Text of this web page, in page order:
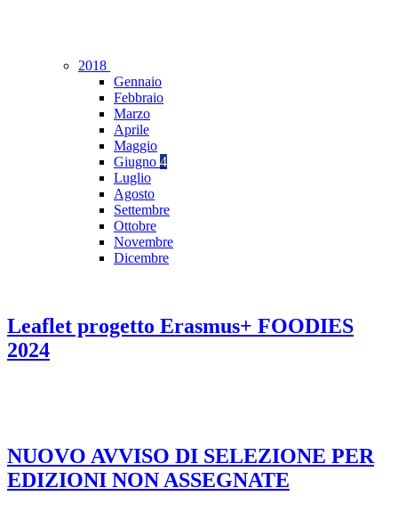
2018
Gennaio
Febbraio
Marzo
Aprile
Maggio
Giugno 4
Luglio
Agosto
Settembre
Ottobre
Novembre
Dicembre
Leaflet progetto Erasmus+ FOODIES
2024
NUOVO AVVISO DI SELEZIONE PER
EDIZIONI NON ASSEGNATE